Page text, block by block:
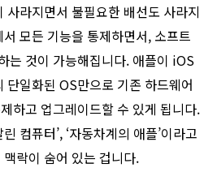
사라지면서 불필요한 배선도 사라지
모든 기능을 통제하면서, 소프트
는 것이 가능해집니다. 애플이 iOS
단일화된 OS만으로 기존 하드웨어
하고 업그레이드할 수 있게 됩니다.
컴퓨터’, ‘자동차계의 애플’이라고
락이 숨어 있는 겁니다.